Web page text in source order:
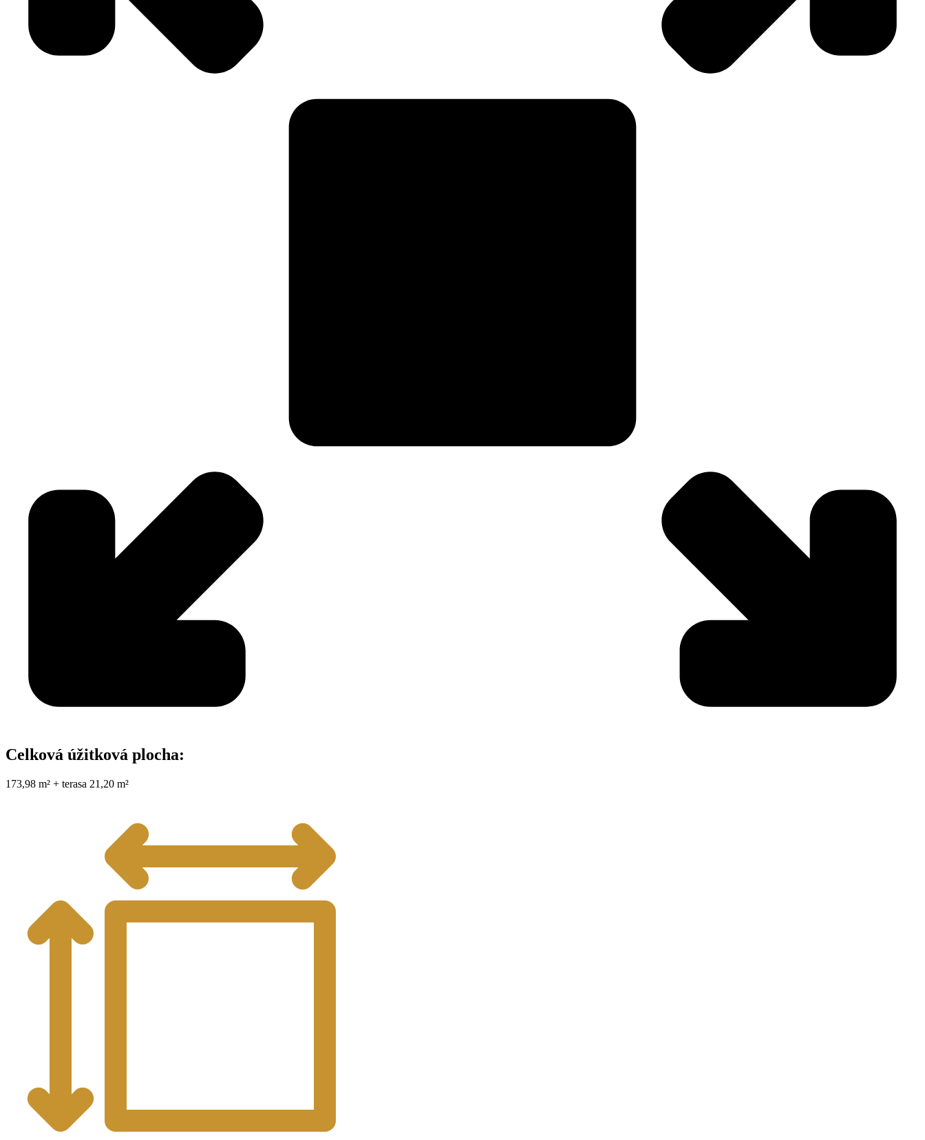
Celková úžitková plocha:
173,98 m² + terasa 21,20 m²